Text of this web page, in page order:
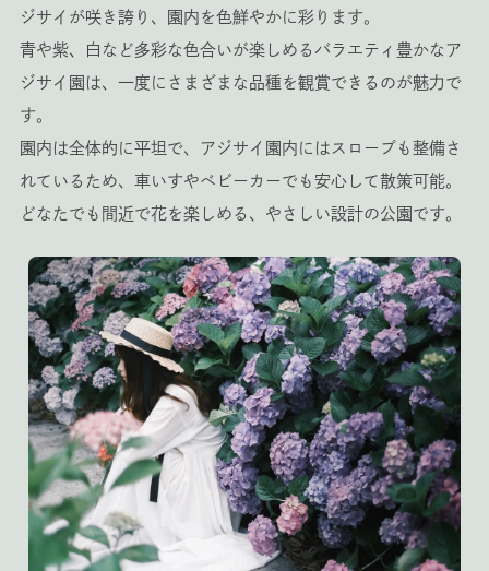
ジサイが咲き誇り、園内を色鮮やかに彩ります。
青や紫、白など多彩な色合いが楽しめるバラエティ豊かなア
ジサイ園は、一度にさまざまな品種を観賞できるのが魅力で
す。
園内は全体的に平坦で、アジサイ園内にはスロープも整備さ
れているため、車いすやベビーカーでも安心して散策可能。
どなたでも間近で花を楽しめる、やさしい設計の公園です。